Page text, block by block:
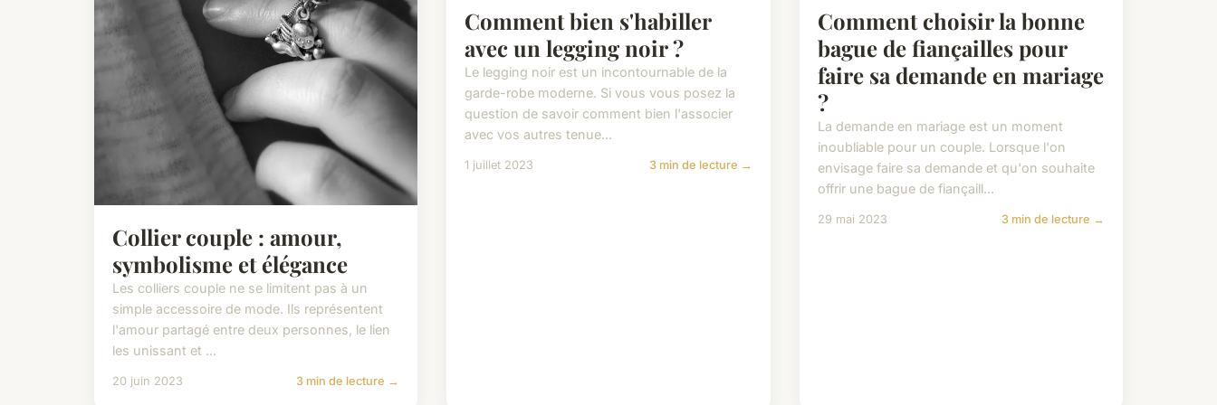
Collier couple : amour,
symbolisme et élégance
Les colliers couple ne se limitent pas à un
simple accessoire de mode. Ils représentent
l'amour partagé entre deux personnes, le lien
les unissant et ...
20 juin 2023 3 min de lecture →
Comment bien s'habiller
avec un legging noir ?
Le legging noir est un incontournable de la
garde-robe moderne. Si vous vous posez la
question de savoir comment bien l'associer
avec vos autres tenue...
1 juillet 2023 3 min de lecture →
Comment choisir la bonne
bague de fiançailles pour
faire sa demande en mariage
?
La demande en mariage est un moment
inoubliable pour un couple. Lorsque l'on
envisage faire sa demande et qu'on souhaite
offrir une bague de fiançaill...
29 mai 2023 3 min de lecture →